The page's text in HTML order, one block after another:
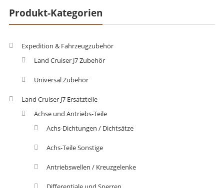
Produkt-Kategorien
Expedition & Fahrzeugzubehör
Land Cruiser J7 Zubehör
Universal Zubehör
Land Cruiser J7 Ersatzteile
Achse und Antriebs-Teile
Achs-Dichtungen / Dichtsätze
Achs-Teile Sonstige
Antriebswellen / Kreuzgelenke